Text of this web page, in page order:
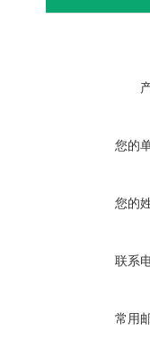
您的
您的
联系
常用